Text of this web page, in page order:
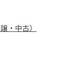
・中古）